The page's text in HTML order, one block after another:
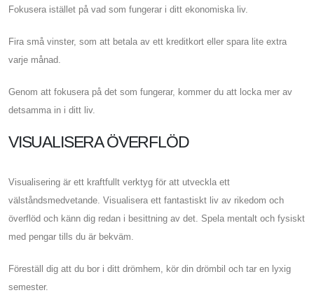
Fokusera istället på vad som fungerar i ditt ekonomiska liv.
Fira små vinster, som att betala av ett kreditkort eller spara lite extra
varje månad.
Genom att fokusera på det som fungerar, kommer du att locka mer av
detsamma in i ditt liv.
VISUALISERA ÖVERFLÖD
Visualisering är ett kraftfullt verktyg för att utveckla ett
välståndsmedvetande. Visualisera ett fantastiskt liv av rikedom och
överflöd och känn dig redan i besittning av det. Spela mentalt och fysiskt
med pengar tills du är bekväm.
Föreställ dig att du bor i ditt drömhem, kör din drömbil och tar en lyxig
semester.